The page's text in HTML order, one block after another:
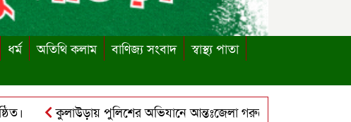
ধর্ম অতিথি কলাম বাণিজ্য সংবাদ
স্বাস্থ্য পাতা
কুলাউড়ায় পুলিশের অভিযানে আন্তঃজেলা গরুচোর চক্রের ৬ সদস্য